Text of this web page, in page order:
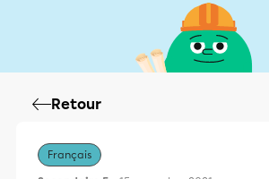
Retour
Français